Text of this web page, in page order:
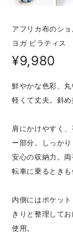
アフリカ布のシ
ヨガ ピラティス
¥9,980
鮮やかな色彩、
軽くて丈夫。斜
肩にかけやすく
ー部分。しっか
安心の収納力。
転車に乗るときも
内側にはポケッ
きりと整理して
使用。